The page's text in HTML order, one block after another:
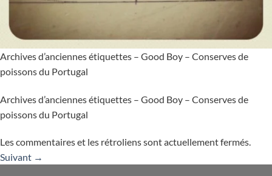
Archives d’anciennes étiquettes – Good Boy – Conserves de
poissons du Portugal
Archives d’anciennes étiquettes – Good Boy – Conserves de
poissons du Portugal
Les commentaires et les rétroliens sont actuellement fermés.
Suivant →